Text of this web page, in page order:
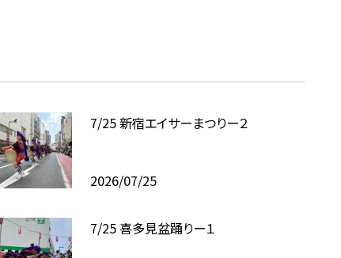
7/25 新宿エイサーまつりー２
2026/07/25
7/25 喜多見盆踊りー１